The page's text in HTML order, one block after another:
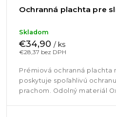
Ochranná plachta pre
Skladom
€28,37 bez DPH
€34,90 / ks
Prémiová ochranná plachta
poskytuje spoľahlivú
prachom. Odolný materiál